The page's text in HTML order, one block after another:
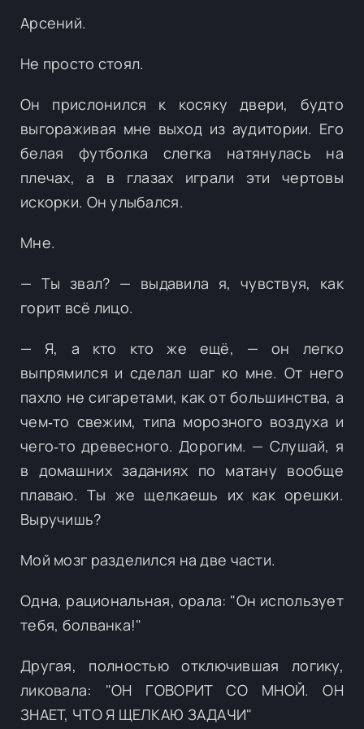
Арсений.
Не просто стоял.
Он прислонился к косяку двери, будто
выгораживая мне выход из аудитории. Его
белая футболка слегка натянулась на
плечах, а в глазах играли эти чертовы
искорки. Он улыбался.
Мне.
— Ты звал? — выдавила я, чувствуя, как
горит всё лицо.
— Я, а кто кто же ещё, — он легко
выпрямился и сделал шаг ко мне. От него
пахло не сигаретами, как от большинства, а
чем‑то свежим, типа морозного воздуха и
чего‑то древесного. Дорогим. — Слушай, я
в домашних заданиях по матану вообще
плаваю. Ты же щелкаешь их как орешки.
Выручишь?
Мой мозг разделился на две части.
Одна, рациональная, орала: "Он использует
тебя, болванка!"
Другая, полностью отключившая логику,
ликовала: "ОН ГОВОРИТ СО МНОЙ. ОН
ЗНАЕТ, ЧТО Я ЩЕЛКАЮ ЗАДАЧИ"